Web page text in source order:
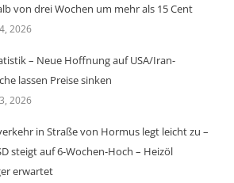
von drei Wochen um mehr als 15 Cent
2026
– Neue Hoffnung auf USA/Iran-
lassen Preise sinken
2026
in Straße von Hormus legt leicht zu –
steigt auf 6-Wochen-Hoch – Heizöl
erwartet